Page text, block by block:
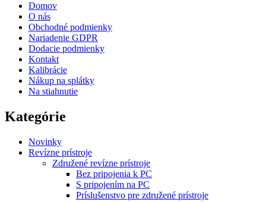
Domov
O nás
Obchodné podmienky
Nariadenie GDPR
Dodacie podmienky
Kontakt
Kalibrácie
Nákup na splátky
Na stiahnutie
Kategórie
Novinky
Revízne prístroje
Združené revízne prístroje
Bez pripojenia k PC
S pripojením na PC
Príslušenstvo pre združené prístroje